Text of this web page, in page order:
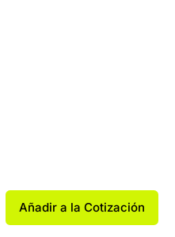
Añadir a la Cotización